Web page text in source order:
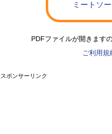
ミートソ
PDFファイルが開きます
ご利用規
スポンサーリンク